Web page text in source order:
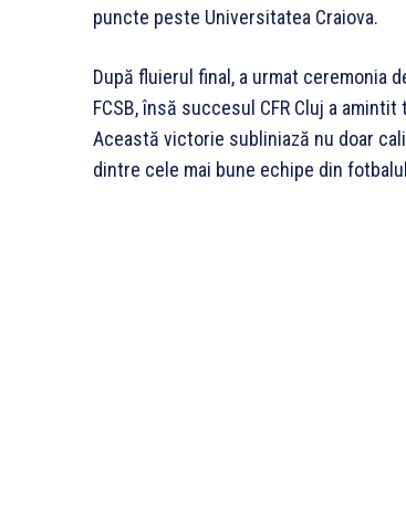
puncte peste Universitatea Craiova.
După fluierul final, a urmat ceremonia
FCSB, însă succesul CFR Cluj a
Această victorie subliniază nu doar
dintre cele mai bune echipe din